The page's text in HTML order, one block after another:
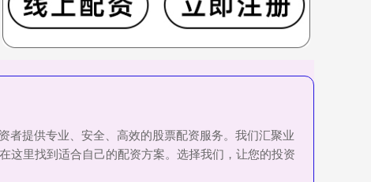
者提供专业、安全、高效的股票配资服务。我们汇聚业
这里找到适合自己的配资方案。选择我们，让您的投资